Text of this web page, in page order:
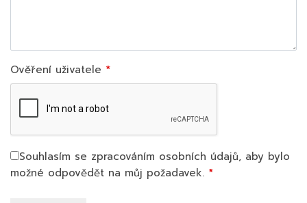
Ověření uživatele
Souhlasím se zpracováním osobních údajů, aby bylo
možné odpovědět na můj požadavek.